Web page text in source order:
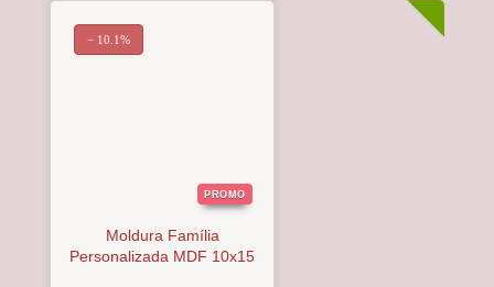
PROMO
Moldura Família
Personalizada MDF 10x15
− 10.1%